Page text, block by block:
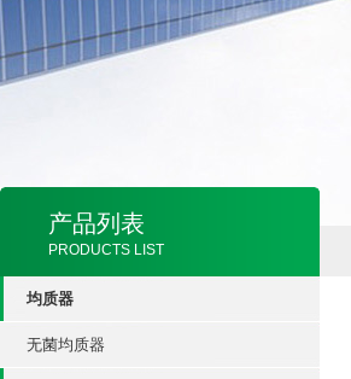
产品列表
PRODUCTS LIST
均质器
无菌均质器